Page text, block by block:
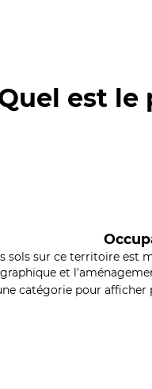
est
sols sur ce territoire est
et
catégorie pour afficher